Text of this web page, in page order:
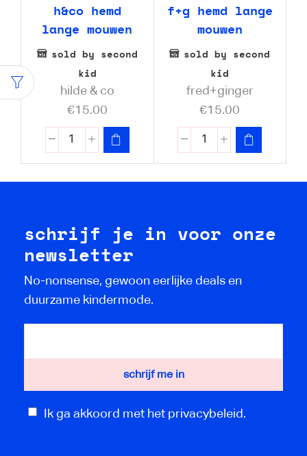
h&co hemd
lange mouwen
sold by second
kid
hilde & co
€15.00
f+g hemd lange
mouwen
sold by second
kid
fred+ginger
€15.00
schrijf je in voor onze
newsletter
No-nonsense, gewoon eerlijke deals en
duurzame kindermode.
Ik ga akkoord met het privacybeleid.